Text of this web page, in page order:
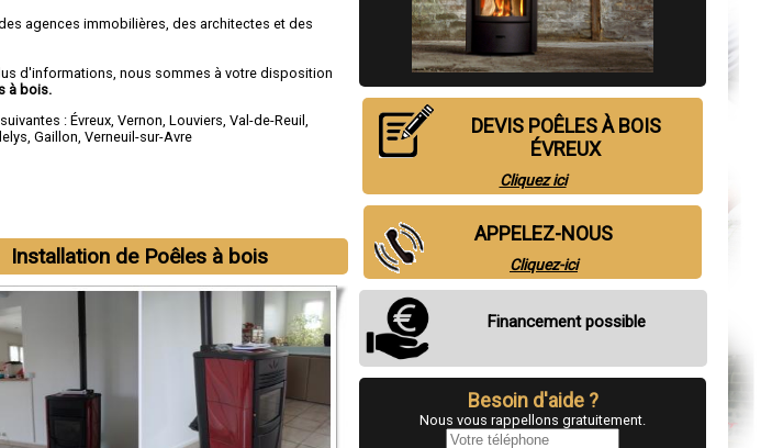
agences immobilières, des architectes et des
d'informations, nous sommes à votre disposition
à bois.
:Évreux ,Vernon ,Louviers ,Val-de-Reuil
,Gaillon ,Verneuil-sur-Avre
Installation de Poêles à bois
DEVIS POÊLES À BOIS
ÉVREUX
Cliquez ici
APPELEZ-NOUS
Cliquez-ici
Financement possible
Besoin d'aide ?
Nous vous rappellons gratuitement.